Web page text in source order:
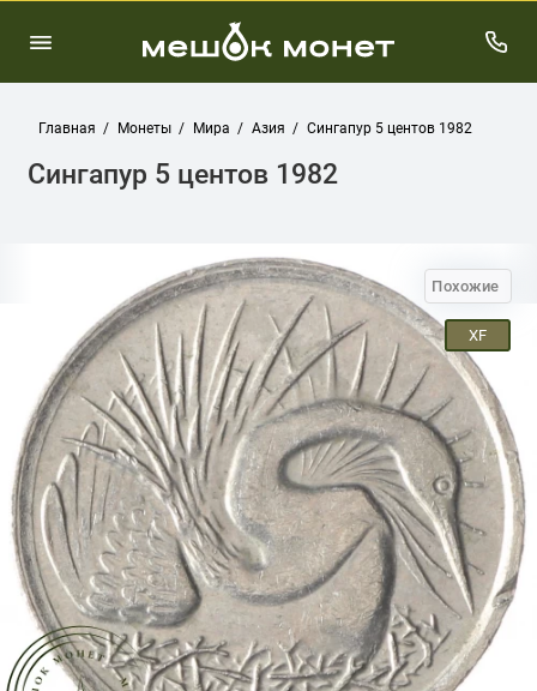
Главная Монеты Мира Азия Сингапур 5 центов 1982
Сингапур 5 центов 1982
Похожие
XF